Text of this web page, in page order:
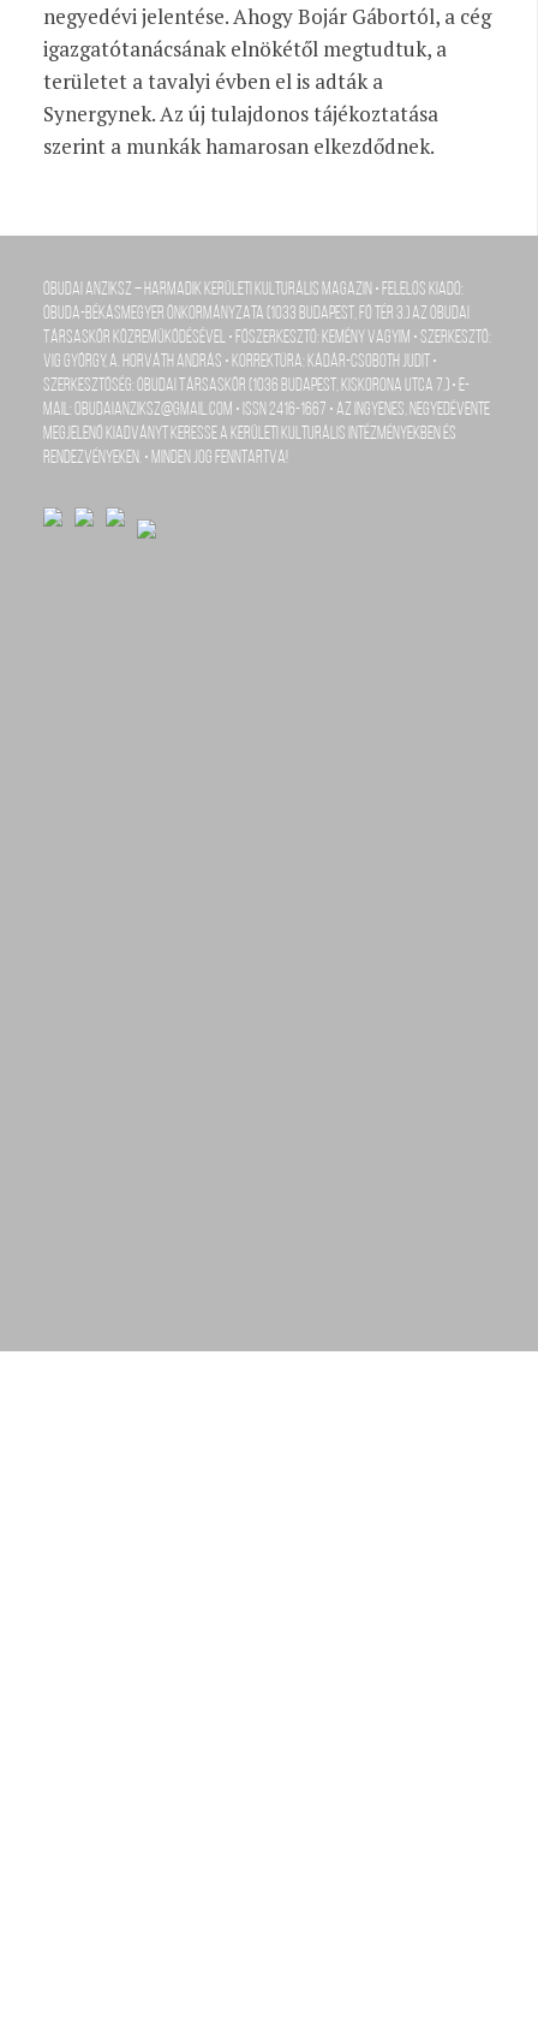
negyedévi jelentése. Ahogy Bojár Gábortól, a cég
igazgatótanácsának elnökétől megtudtuk, a
területet a tavalyi évben el is adták a
Synergynek. Az új tulajdonos tájékoztatása
szerint a munkák hamarosan elkezdődnek.
Óbudai Anziksz – Harmadik kerületi kulturális magazin • Felelős kiadó:
Óbuda-Békásmegyer Önkormányzata (1033 Budapest, Fő tér 3.) az Óbudai
Társaskör közreműködésével • Főszerkesztő: Kemény Vagyim • szerkesztő:
Vig György, A. Horváth András • Korrektúra: Kádár-Csoboth Judit •
szerkesztőség: Óbudai Társaskör (1036 Budapest, Kiskorona utca 7.) • e-
mail: obudaianziksz@gmail.com • ISSN 2416-1667 • Az ingyenes, negyedévente
megjelenő kiadványt keresse a kerületi kulturális intézményekben és
rendezvényeken. • Minden jog fenntartva!